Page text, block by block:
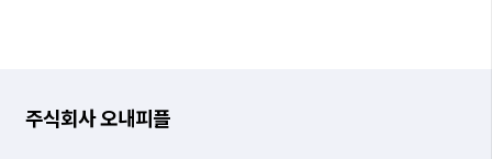
주식회사 오내피플